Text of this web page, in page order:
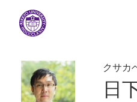
クサカ
日